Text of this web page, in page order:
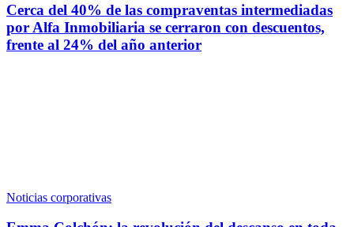
Cerca del 40% de las compraventas intermediadas
por Alfa Inmobiliaria se cerraron con descuentos,
frente al 24% del año anterior
Noticias corporativas